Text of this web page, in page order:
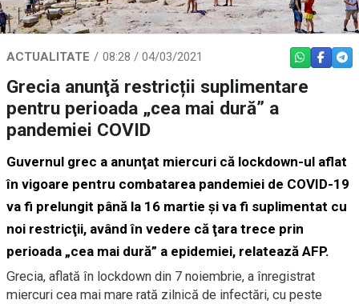
ACTUALITATE 08:28 / 04/03/2021 WHATSAPP
Grecia anunţă restricții suplimentare
pentru perioada „cea mai dură” a
pandemiei COVID
Guvernul grec a anunţat miercuri că lockdown-ul aflat
în vigoare pentru combatarea pandemiei de COVID-19
va fi prelungit până la 16 martie şi va fi suplimentat cu
noi restricţii, având în vedere că ţara trece prin
perioada „cea mai dură” a epidemiei, relatează AFP.
Grecia, aflată în lockdown din 7 noiembrie, a înregistrat
miercuri cea mai mare rată zilnică de infectări, cu peste